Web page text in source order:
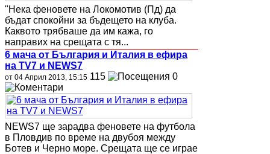
"Нека феновете на Локомотив (Пд) да
бъдат спокойни за бъдещето на клуба.
Каквото трябваше да им кажа, го
направих на срещата с тя...
6 мача от България и Италия в ефира
на TV7 и NEWS7
от 04 Април 2013, 15:15 115 0
NEWS7 ще зарадва феновете на футбола
в Пловдив по време на двубоя между
Ботев и Черно море. Срещата ще се играе